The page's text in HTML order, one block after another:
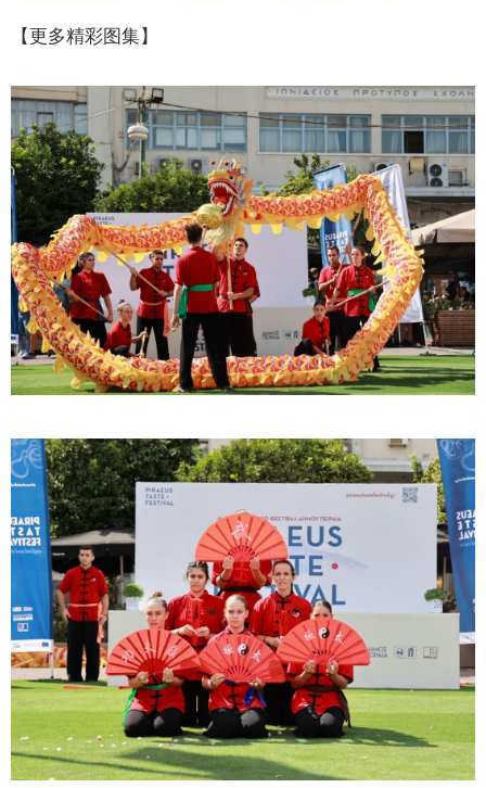
【更多精彩图集】